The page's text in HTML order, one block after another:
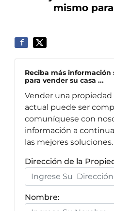
mismo
Reciba más información
para vender su casa ...
Vender una propiedad
actual puede ser
comuníquese con
información a
las mejores soluciones.
Dirección de la
Nombre: